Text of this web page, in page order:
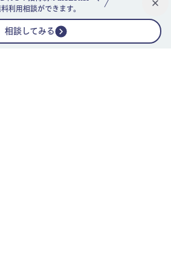
利用相談ができます。
相談してみる